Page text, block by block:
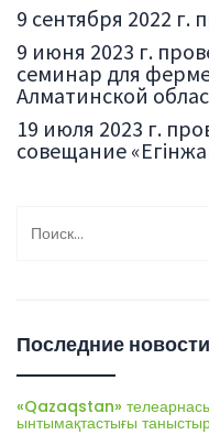
9 сентября 2022 г.
9 июня 2023 г.
семинар для
Алматинской
19 июля 2023 г.
совещание
Последние новости
«Qazaqstan»
ынтымақтастығы